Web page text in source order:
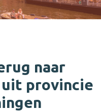
naar
provincie